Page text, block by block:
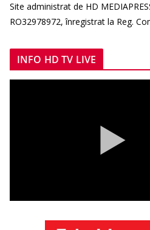
Site administrat de HD
RO32978972, înregistrat la Reg.
INFO HD TV LIVE